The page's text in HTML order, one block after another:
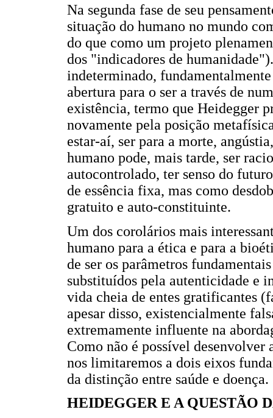
Na segunda fase de seu
situação do humano no mundo
do que como um projeto
dos "indicadores de
indeterminado,
abertura para o ser a través de
existência, termo que Heidegger
novamente pela posição
estar-aí, ser para a morte,
humano pode, mais tarde, ser
autocontrolado, ter senso do
de essência fixa, mas como
gratuito e auto-constituinte.
Um dos corolários mais
humano para a ética e para a
de ser os parâmetros
substituídos pela autenticidade e
vida cheia de entes gratificantes
apesar disso, existencialmente
extremamente influente na
Como não é possível desenvolver
nos limitaremos a dois eixos
da distinção entre saúde e doença.
HEIDEGGER E A QUESTÃO